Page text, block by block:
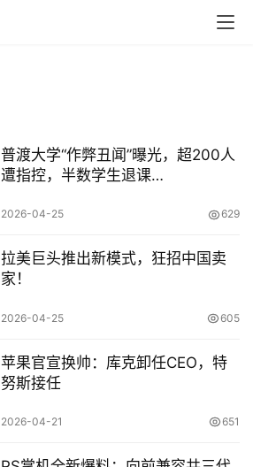
普渡大学“作弊丑闻”曝光，超200人
遭指控，半数学生退课…
2026-04-25 629
拉美巨头推出新模式，狂招中国卖
家！
2026-04-25 605
苹果官宣换帅：库克卸任CEO，特
努斯接任
2026-04-21 651